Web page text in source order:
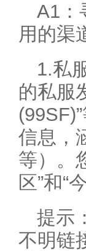
A1：
用的渠
1.私
的私服
信息，
等）。
区”和“
提示
不明链